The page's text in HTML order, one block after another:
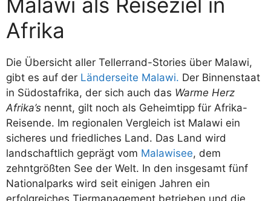
Afrika
Die Übersicht aller Tellerrand-Stories über Malawi,
gibt es auf der Länderseite Malawi. Der Binnenstaat
in Südostafrika, der sich auch das Warme Herz
Afrika’s nennt, gilt noch als Geheimtipp für Afrika-
Reisende. Im regionalen Vergleich ist Malawi ein
sicheres und friedliches Land. Das Land wird
landschaftlich geprägt vom Malawisee, dem
zehntgrößten See der Welt. In den insgesamt fünf
Nationalparks wird seit einigen Jahren ein
erfolgreiches Tiermanagement betrieben und die